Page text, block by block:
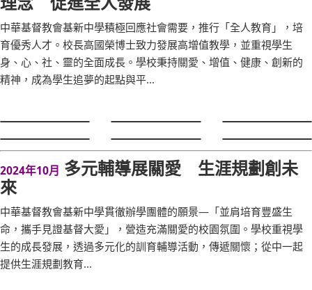
中華基督教會基新中學積極回應社會需要，推行「全人教育」，培
育優秀人才。校長高國榮博士致力發展高增值教學，並重視學生
身、心、社、靈的全面成長。學校秉持關愛、增值、健康、創新的
精神，成為學生追夢的起點與平...
2024年10月 多元輔導展關愛 生涯規劃創未
來
中華基督教會基新中學貫徹辦學團體的願景—「並肩培育豐盛生
命，攜手見證基督大愛」，營造充滿關愛的校園氛圍。學校重視學
生的成長發展，透過多元化的訓育輔導活動，傳遞關懷；從中一起
提供生涯規劃教育...